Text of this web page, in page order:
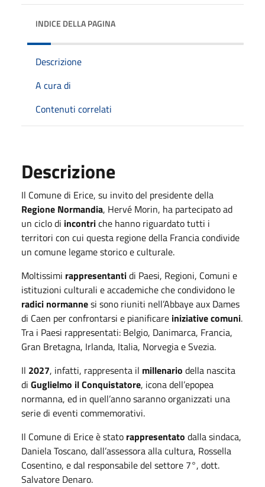
INDICE DELLA PAGINA
Descrizione
A cura di
Contenuti correlati
Descrizione
Il Comune di Erice, su invito del presidente della
Regione Normandia, Hervé Morin, ha partecipato ad
un ciclo di incontriche hanno riguardato tutti i
territori con cui questa regione della Francia condivide
un comune legame storico e culturale.
Moltissimi rappresentantidi Paesi, Regioni, Comuni e
istituzioni culturali e accademiche che condividono le
radici normannesi sono riuniti nell’Abbaye aux Dames
di Caen per confrontarsi e pianificare iniziative comuni.
Tra i Paesi rappresentati: Belgio, Danimarca, Francia,
Gran Bretagna, Irlanda, Italia, Norvegia e Svezia.
Il 2027, infatti, rappresenta il millenario della nascita
di Guglielmo il Conquistatore, icona dell’epopea
normanna, ed in quell’anno saranno organizzati una
serie di eventi commemorativi.
Il Comune di Erice è stato rappresentato dalla sindaca,
Daniela Toscano, dall’assessora alla cultura, Rossella
Cosentino, e dal responsabile del settore 7°, dott.
Salvatore Denaro.